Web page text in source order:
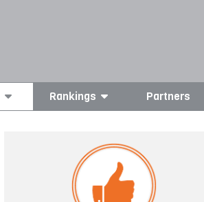
Rankings Partners